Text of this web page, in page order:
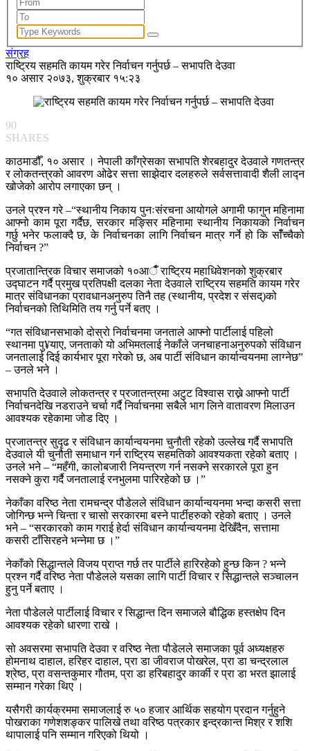
संग्रह
राष्ट्रिय सहमति कायम गरेर निर्वाचन गर्नुपर्छ – सभापति देउवा
१० असार २०७३, शुक्रबार १५:२३
90
SHARES
काठमाडौँ, १० असार । नेपाली काँग्रेसका सभापति शेरबहादुर देउवाले गणतन्त्र
र लोकतन्त्रको आवरण ओढेर सत्ता साझेदार दलहरुले सर्वसत्तावादी शैली लाद्न
खोजेको आरोप लगाएका छन् ।
उनले प्रश्न गरे –“स्थानीय निकाय पुनःसंरचना आयोगले अगामी फागुन महिनामा
आफ्नो काम पूरा गर्दैछ, सरकार मङ्सिर महिनामा स्थानीय निकायको निर्वाचन
गर्छु भनेर फलाक्दै छ, के निर्वाचनका लागि निर्वाचन मात्र गर्ने हो कि साँँच्चैको
निर्वाचन ?”
प्रजातान्त्रिक विचार समाजको १०आैँ राष्ट्रिय महाधिवेशनको शुक्रबार
उद्घाटन गर्दै प्रमुख प्रतिपक्षी दलका नेता देउवाले राष्ट्रिय सहमति कायम गरेर
मात्र संविधानका प्रावधानअनुरुप तिनै तह (स्थानीय, प्रदेश र संसद्)को
निर्वाचनको तिथिमिति तय गर्नु पर्ने बतए ।
“गत संविधानसभाको दोस्रो निर्वाचनमा जनताले आफ्नो पार्टीलाई पहिलो
स्थानमा पु¥याए, जनताको यो अभिमतलाई नेकाँले जनचाहनाअनुरुपको संविधान
जनतालाई दिई कार्यभार पूरा गरेको छ, अब पार्टी संविधान कार्यान्वयनमा लाग्नेछ”
– उनले भने ।
सभापति देउवाले लोकतन्त्र र प्रजातन्त्रमा अटुट विश्वास राख्ने आफ्नो पार्टी
निर्वाचनदेखि नडराउने चर्चा गर्दै निर्वाचनमा सबैले भाग लिने वातावरण मिलाउन
आवश्यक रहेकामा जोड दिए ।
प्रजातन्त्र सुदृढ र संविधान कार्यान्वयनमा चुनौती रहेको उल्लेख गर्दै सभापति
देउवाले यी चुनौती समाधान गर्न राष्ट्रिय सहमतिको आवश्यकता रहेको बताए ।
उनले भने – “महँगी, कालोबजारी नियन्त्रण गर्न नसक्ने सरकारले पूरा हुन
नसक्ने कुरा गर्दै जनतालाई रनभुलमा पारिरहेको छ ।”
नेकाँका वरिष्ठ नेता रामचन्द्र पौडेलले संविधान कार्यान्वयनमा भन्दा कसरी सत्ता
जोगिन्छ भन्ने चिन्ता र चासो सरकारमा बस्ने पार्टीहरुको रहेको बताए । उनले
भने – “सरकारको काम गराई हेर्दा संविधान कार्यान्वयनमा देखिँदैन, सत्तामा
कसरी टाँसिरहने भन्नेमा छ ।”
नेकाँको सिद्धान्तले विजय प्राप्त गर्छ तर पार्टीले हारिरहेको हुन्छ किन ? भन्ने
प्रश्न गर्दै वरिष्ठ नेता पौडेलले यसका लागि पार्टी विचार र सिद्धान्तले सञ्चालन
हुनु पर्ने बताए ।
नेता पौडेलले पार्टीलाई विचार र सिद्धान्त दिन समाजले बौद्धिक हस्तक्षेप दिन
आवश्यक रहेको धारणा राखे ।
सो अवसरमा सभापति देउवा र वरिष्ठ नेता पौडेलले समाजका पूर्व अध्यक्षहरु
होमनाथ दाहाल, हरिहर दाहाल, प्रा डा जीवराज पोखरेल, प्रा डा चन्द्रलाल
श्रेष्ठ, प्रा वसन्तकुमार गौतम, प्रा डा हरिबहादुर कार्की र प्रा डा भरत झालाई
सम्मान गरेका थिए ।
यसैगरी कार्यक्रममा समाजलाई रु ५० हजार आर्थिक सहयोग प्रदान गर्नुहुने
पोखराका गणेशशङ्कर पालिखे तथा वरिष्ठ पत्रकार इन्द्रकान्त मिश्र र शशि
थापालाई पनि सम्मान गरिएको थियो ।